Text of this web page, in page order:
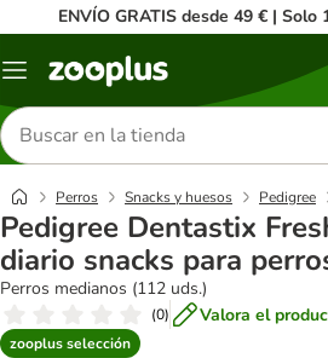
ENVÍO GRATIS desde 49 € | Solo
Menú
Buscar
productos
Perros Snacks y huesos Pedigree
Pedigree Dentastix
diario snacks para
Perros medianos (112 uds.)
(0) Valora el
zooplus selección